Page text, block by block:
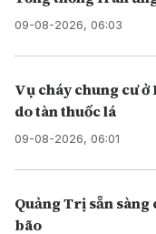
09-08-2026, 06:03
Vụ cháy chung cư
do tàn thuốc lá
09-08-2026, 06:01
Quảng Trị sẵn sàng
bão